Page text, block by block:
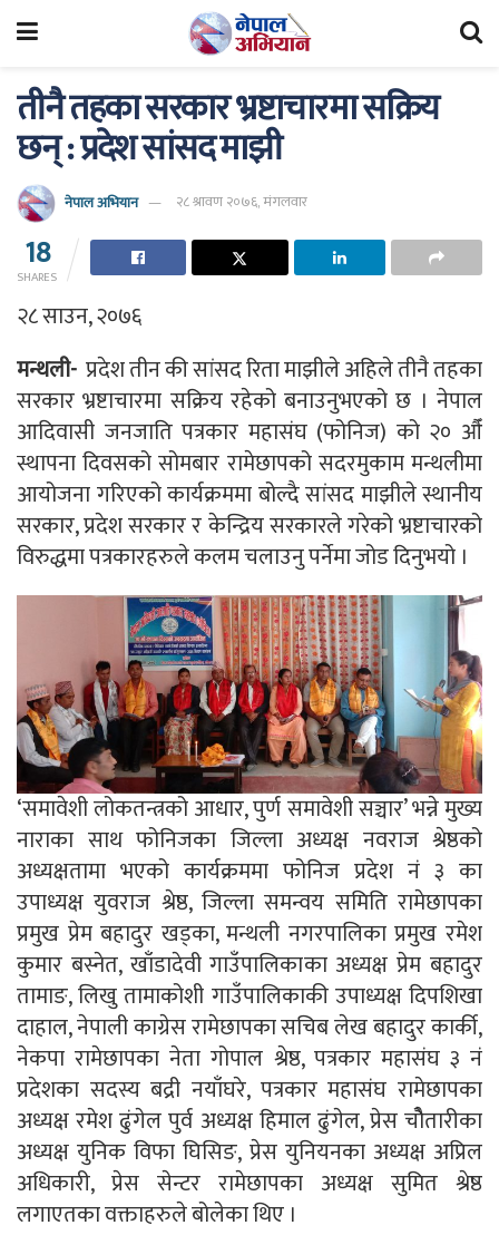
तीनै तहका सरकार भ्रष्टाचारमा सक्रिय
छन् : प्रदेश सांसद माझी
नेपाल अभियान २८ श्रावण २०७६, मंगलवार
18
SHARES
२८ साउन, २०७६
मन्थली- प्रदेश तीन की सांसद रिता माझीले अहिले तीनै तहका
सरकार भ्रष्टाचारमा सक्रिय रहेको बनाउनुभएको छ । नेपाल
आदिवासी जनजाति पत्रकार महासंघ (फोनिज) को २० औँ
स्थापना दिवसको सोमबार रामेछापको सदरमुकाम मन्थलीमा
आयोजना गरिएको कार्यक्रममा बोल्दै सांसद माझीले स्थानीय
सरकार, प्रदेश सरकार र केन्द्रिय सरकारले गरेको भ्रष्टाचारको
विरुद्धमा पत्रकारहरुले कलम चलाउनु पर्नेमा जोड दिनुभयो ।
‘समावेशी लोकतन्त्रको आधार, पुर्ण समावेशी सञ्चार’ भन्ने मुख्य
नाराका साथ फोनिजका जिल्ला अध्यक्ष नवराज श्रेष्ठको
अध्यक्षतामा भएको कार्यक्रममा फोनिज प्रदेश नं ३ का
उपाध्यक्ष युवराज श्रेष्ठ, जिल्ला समन्वय समिति रामेछापका
प्रमुख प्रेम बहादुर खड्का, मन्थली नगरपालिका प्रमुख रमेश
कुमार बस्नेत, खाँडादेवी गाउँपालिकाका अध्यक्ष प्रेम बहादुर
तामाङ, लिखु तामाकोशी गाउँपालिकाकी उपाध्यक्ष दिपशिखा
दाहाल, नेपाली काग्रेस रामेछापका सचिब लेख बहादुर कार्की,
नेकपा रामेछापका नेता गोपाल श्रेष्ठ, पत्रकार महासंघ ३ नं
प्रदेशका सदस्य बद्री नयाँघरे, पत्रकार महासंघ रामेछापका
अध्यक्ष रमेश ढुंगेल पुर्व अध्यक्ष हिमाल ढुंगेल, प्रेस चौेतारीका
अध्यक्ष युनिक विफा घिसिङ, प्रेस युनियनका अध्यक्ष अप्रिल
अधिकारी, प्रेस सेन्टर रामेछापका अध्यक्ष सुमित श्रेष्ठ
लगाएतका वक्ताहरुले बोलेका थिए ।